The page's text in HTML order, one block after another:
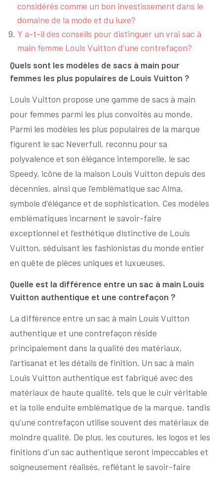
considérés comme un bon investissement dans le
domaine de la mode et du luxe?
Y a-t-il des conseils pour distinguer un vrai sac à
main femme Louis Vuitton d’une contrefaçon?
Quels sont les modèles de sacs à main pour
femmes les plus populaires de Louis Vuitton ?
Louis Vuitton propose une gamme de sacs à main
pour femmes parmi les plus convoités au monde.
Parmi les modèles les plus populaires de la marque
figurent le sac Neverfull, reconnu pour sa
polyvalence et son élégance intemporelle, le sac
Speedy, icône de la maison Louis Vuitton depuis des
décennies, ainsi que l’emblématique sac Alma,
symbole d’élégance et de sophistication. Ces modèles
emblématiques incarnent le savoir-faire
exceptionnel et l’esthétique distinctive de Louis
Vuitton, séduisant les fashionistas du monde entier
en quête de pièces uniques et luxueuses.
Quelle est la différence entre un sac à main Louis
Vuitton authentique et une contrefaçon ?
La différence entre un sac à main Louis Vuitton
authentique et une contrefaçon réside
principalement dans la qualité des matériaux,
l’artisanat et les détails de finition. Un sac à main
Louis Vuitton authentique est fabriqué avec des
matériaux de haute qualité, tels que le cuir véritable
et la toile enduite emblématique de la marque, tandis
qu’une contrefaçon utilise souvent des matériaux de
moindre qualité. De plus, les coutures, les logos et les
finitions d’un sac authentique seront impeccables et
soigneusement réalisés, reflétant le savoir-faire